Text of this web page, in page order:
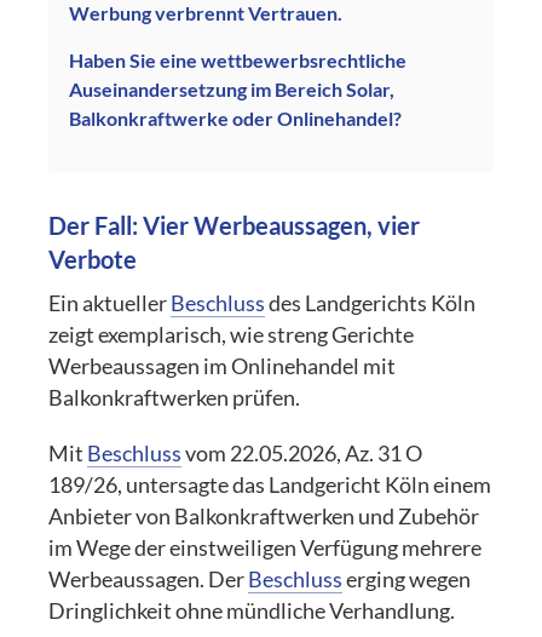
Werbung verbrennt Vertrauen.
Haben Sie eine wettbewerbsrechtliche
Auseinandersetzung im Bereich Solar,
Balkonkraftwerke oder Onlinehandel?
Der Fall: Vier Werbeaussagen, vier
Verbote
Ein aktuellerBeschlussdes Landgerichts Köln
zeigt exemplarisch, wie streng Gerichte
Werbeaussagen im Onlinehandel mit
Balkonkraftwerken prüfen.
Mit Beschlussvom 22.05.2026, Az. 31 O
189/26, untersagte das Landgericht Köln einem
Anbieter von Balkonkraftwerken und Zubehör
im Wege der einstweiligen Verfügung mehrere
Werbeaussagen. DerBeschlusserging wegen
Dringlichkeit ohne mündliche Verhandlung.